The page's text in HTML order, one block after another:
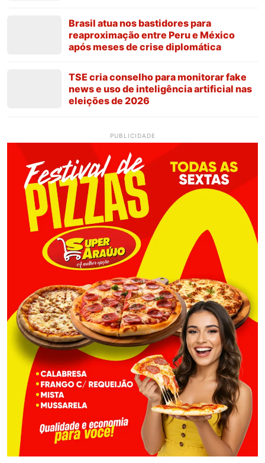
Brasil atua nos bastidores para
reaproximação entre Peru e México
após meses de crise diplomática
TSE cria conselho para monitorar fake
news e uso de inteligência artificial nas
eleições de 2026
PUBLICIDADE